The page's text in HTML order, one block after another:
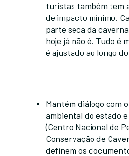
turistas também tem
de impacto mínimo.
parte seca da
hoje já não é. Tudo é
é ajustado ao longo
Mantém diálogo com
ambiental do estado e
(Centro Nacional de
Conservação de
definem os